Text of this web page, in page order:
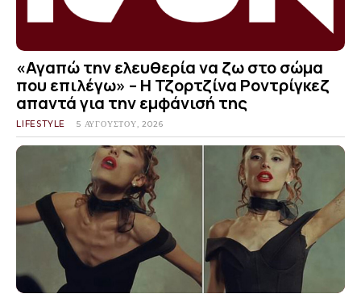
«Αγαπώ την ελευθερία να ζω στο σώμα
που επιλέγω» – Η Τζορτζίνα Ροντρίγκεζ
απαντά για την εμφάνισή της
LIFESTYLE 5 ΑΥΓΟΎΣΤΟΥ, 2026